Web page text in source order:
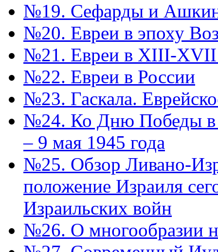
№19. Сефарды и
№20. Евреи в эпоху
№21. Евреи в XIII-XVII
№22. Евреи в России
№23. Гаскала.
№24. Ко Дню Победы в
– 9 мая 1945 года
№25. Обзор Ливано-
положение Израиля
Израильских войн
№26. О многообразии